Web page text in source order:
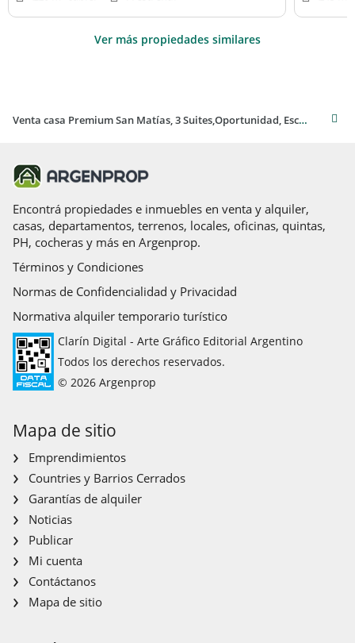
Ver más propiedades similares
Venta casa Premium San Matías, 3 Suites,Oportunidad, Escobar
Encontrá propiedades e inmuebles en venta y alquiler,
casas, departamentos, terrenos, locales, oficinas, quintas,
PH, cocheras y más en Argenprop.
Términos y Condiciones
Normas de Confidencialidad y Privacidad
Normativa alquiler temporario turístico
Clarín Digital - Arte Gráfico Editorial Argentino
Todos los derechos reservados.
© 2026 Argenprop
Mapa de sitio
Emprendimientos
Countries y Barrios Cerrados
Garantías de alquiler
Noticias
Publicar
Mi cuenta
Contáctanos
Mapa de sitio